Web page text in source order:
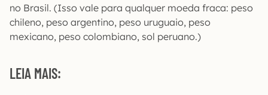
no Brasil. (Isso vale para qualquer moeda fraca: peso
chileno, peso argentino, peso uruguaio, peso
mexicano, peso colombiano, sol peruano.)
LEIA MAIS: